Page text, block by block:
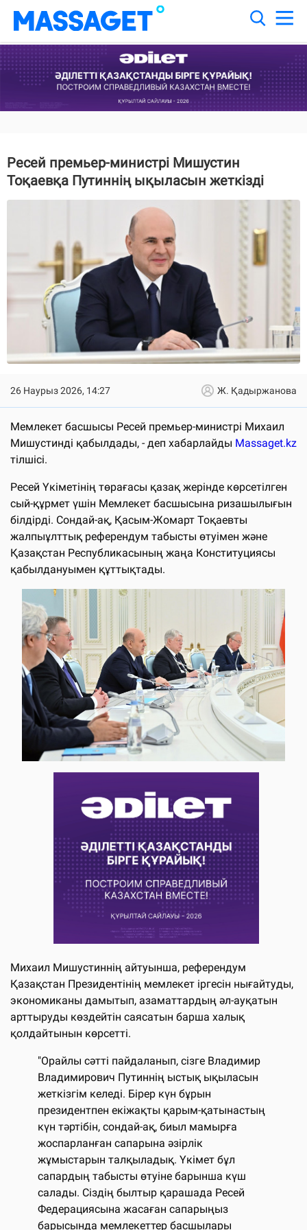
Ресей премьер-министрі Мишустин
Тоқаевқа Путиннің ықыласын жеткізді
26 Наурыз 2026, 14:27 Ж. Қадыржанова
Мемлекет басшысы Ресей премьер-министрі Михаил
Мишустинді қабылдады, - деп хабарлайды Massaget.kz
тілшісі.
Ресей Үкіметінің төрағасы қазақ жерінде көрсетілген
сый-құрмет үшін Мемлекет басшысына ризашылығын
білдірді. Сондай-ақ, Қасым-Жомарт Тоқаевты
жалпыұлттық референдум табысты өтуімен және
Қазақстан Республикасының жаңа Конституциясы
қабылдануымен құттықтады.
Михаил Мишустиннің айтуынша, референдум
Қазақстан Президентінің мемлекет іргесін нығайтуды,
экономиканы дамытып, азаматтардың әл-ауқатын
арттыруды көздейтін саясатын барша халық
қолдайтынын көрсетті.
"Орайлы сәтті пайдаланып, сізге Владимир
Владимирович Путиннің ыстық ықыласын
жеткізгім келеді. Бірер күн бұрын
президентпен екіжақты қарым-қатынастың
күн тәртібін, сондай-ақ, биыл мамырға
жоспарланған сапарына әзірлік
жұмыстарын талқыладық. Үкімет бұл
сапардың табысты өтуіне барынша күш
салады. Сіздің былтыр қарашада Ресей
Федерациясына жасаған сапарыңыз
барысында мемлекеттер басшылары